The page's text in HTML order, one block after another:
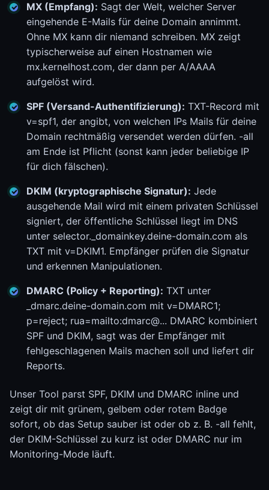
MX (Empfang): Sagt der Welt, welcher Server
eingehende E-Mails für deine Domain annimmt.
Ohne MX kann dir niemand schreiben. MX zeigt
typischerweise auf einen Hostnamen wie
mx.kernelhost.com, der dann per A/AAAA
aufgelöst wird.
SPF (Versand-Authentifizierung): TXT-Record mit
v=spf1, der angibt, von welchen IPs Mails für deine
Domain rechtmäßig versendet werden dürfen. -all
am Ende ist Pflicht (sonst kann jeder beliebige IP
für dich fälschen).
DKIM (kryptographische Signatur): Jede
ausgehende Mail wird mit einem privaten Schlüssel
signiert, der öffentliche Schlüssel liegt im DNS
unter selector._domainkey.deine-domain.com als
TXT mit v=DKIM1. Empfänger prüfen die Signatur
und erkennen Manipulationen.
DMARC (Policy + Reporting): TXT unter
_dmarc.deine-domain.com mit v=DMARC1;
p=reject; rua=mailto:dmarc@... DMARC kombiniert
SPF und DKIM, sagt was der Empfänger mit
fehlgeschlagenen Mails machen soll und liefert dir
Reports.
Unser Tool parst SPF, DKIM und DMARC inline und
zeigt dir mit grünem, gelbem oder rotem Badge
sofort, ob das Setup sauber ist oder ob z. B. -all fehlt,
der DKIM-Schlüssel zu kurz ist oder DMARC nur im
Monitoring-Mode läuft.